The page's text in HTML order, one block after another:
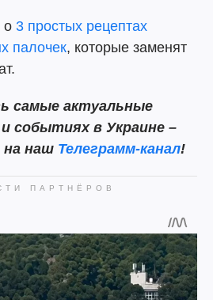
о 3 простых рецептах
палочек, которые заменят
самые актуальные
событиях в Украине –
на наш Телеграмм-канал!